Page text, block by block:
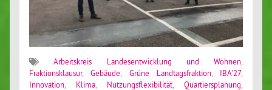
Arbeitskreis Landesentwicklung und Wohnen
Fraktionsklausur,Gebäude Grüne Landtagsfraktion, IBA'27,
Innovation
Klima Nutzungsflexibilität Quartiersplanung